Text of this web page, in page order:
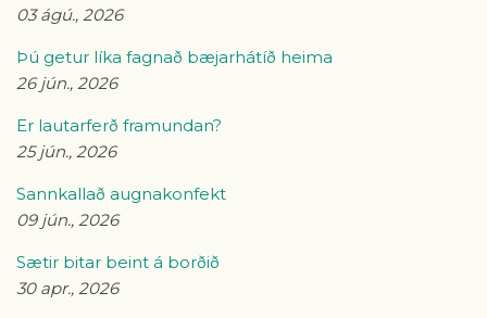
03 ágú., 2026
Þú getur líka fagnað bæjarhátíð heima
26 jún., 2026
Er lautarferð framundan?
25 jún., 2026
Sannkallað augnakonfekt
09 jún., 2026
Sætir bitar beint á borðið
30 apr., 2026